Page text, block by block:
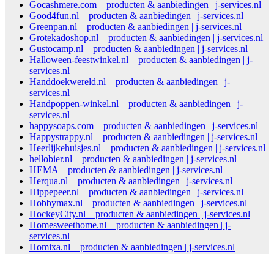
Gocashmere.com – producten & aanbiedingen | j-services.nl
Good4fun.nl – producten & aanbiedingen | j-services.nl
Greenpan.nl – producten & aanbiedingen | j-services.nl
Grotekadoshop.nl – producten & aanbiedingen | j-services.nl
Gustocamp.nl – producten & aanbiedingen | j-services.nl
Halloween-feestwinkel.nl – producten & aanbiedingen | j-
services.nl
Handdoekwereld.nl – producten & aanbiedingen | j-
services.nl
Handpoppen-winkel.nl – producten & aanbiedingen | j-
services.nl
happysoaps.com – producten & aanbiedingen | j-services.nl
Happystrappy.nl – producten & aanbiedingen | j-services.nl
Heerlijkehuisjes.nl – producten & aanbiedingen | j-services.nl
hellobier.nl – producten & aanbiedingen | j-services.nl
HEMA – producten & aanbiedingen | j-services.nl
Herqua.nl – producten & aanbiedingen | j-services.nl
Hippepeer.nl – producten & aanbiedingen | j-services.nl
Hobbymax.nl – producten & aanbiedingen | j-services.nl
HockeyCity.nl – producten & aanbiedingen | j-services.nl
Homesweethome.nl – producten & aanbiedingen | j-
services.nl
Homixa.nl – producten & aanbiedingen | j-services.nl